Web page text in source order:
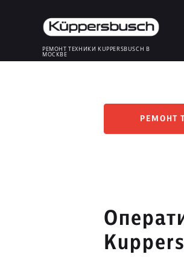
РЕМОНТ ТЕХНИКИ KUPPERSBUSCH В
МОСКВЕ
РЕМОНТ